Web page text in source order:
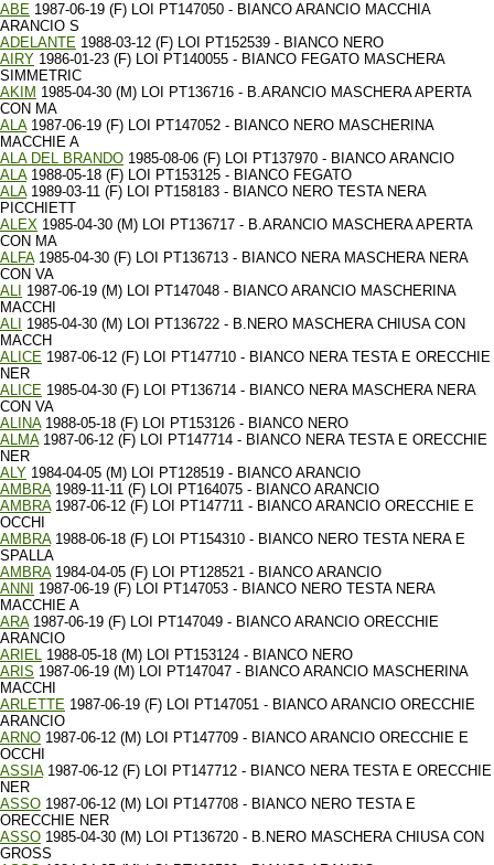
ABE 1987-06-19 (F) LOI PT147050 - BIANCO ARANCIO MACCHIA
ARANCIO S
ADELANTE 1988-03-12 (F) LOI PT152539 - BIANCO NERO
AIRY 1986-01-23 (F) LOI PT140055 - BIANCO FEGATO MASCHERA
SIMMETRIC
AKIM 1985-04-30 (M) LOI PT136716 - B.ARANCIO MASCHERA APERTA
CON MA
ALA1987-06-19 (F) LOI PT147052 - BIANCO NERO MASCHERINA
MACCHIE A
ALA DEL BRANDO 1985-08-06 (F) LOI PT137970 - BIANCO ARANCIO
ALA1988-05-18 (F) LOI PT153125 - BIANCO FEGATO
ALA1989-03-11 (F) LOI PT158183 - BIANCO NERO TESTA NERA
PICCHIETT
ALEX 1985-04-30 (M) LOI PT136717 - B.ARANCIO MASCHERA APERTA
CON MA
ALFA1985-04-30 (F) LOI PT136713 - BIANCO NERA MASCHERA NERA
CON VA
ALI 1987-06-19 (M) LOI PT147048 - BIANCO ARANCIO MASCHERINA
MACCHI
ALI 1985-04-30 (M) LOI PT136722 - B.NERO MASCHERA CHIUSA CON
MACCH
ALICE 1987-06-12 (F) LOI PT147710 - BIANCO NERA TESTA E ORECCHIE
NER
ALICE 1985-04-30 (F) LOI PT136714 - BIANCO NERA MASCHERA NERA
CON VA
ALINA1988-05-18 (F) LOI PT153126 - BIANCO NERO
ALMA1987-06-12 (F) LOI PT147714 - BIANCO NERA TESTA E ORECCHIE
NER
ALY 1984-04-05 (M) LOI PT128519 - BIANCO ARANCIO
AMBRA1989-11-11 (F) LOI PT164075 - BIANCO ARANCIO
AMBRA1987-06-12 (F) LOI PT147711 - BIANCO ARANCIO ORECCHIE E
OCCHI
AMBRA1988-06-18 (F) LOI PT154310 - BIANCO NERO TESTA NERA E
SPALLA
AMBRA1984-04-05 (F) LOI PT128521 - BIANCO ARANCIO
ANNI
1987-06-19 (F) LOI PT147053 - BIANCO NERO TESTA NERA
MACCHIE A
ARA1987-06-19 (F) LOI PT147049 - BIANCO ARANCIO ORECCHIE
ARANCIO
ARIEL 1988-05-18 (M) LOI PT153124 - BIANCO NERO
ARIS 1987-06-19 (M) LOI PT147047 - BIANCO ARANCIO MASCHERINA
MACCHI
ARLETTE 1987-06-19 (F) LOI PT147051 - BIANCO ARANCIO ORECCHIE
ARANCIO
ARNO 1987-06-12 (M) LOI PT147709 - BIANCO ARANCIO ORECCHIE E
OCCHI
ASSIA1987-06-12 (F) LOI PT147712 - BIANCO NERA TESTA E ORECCHIE
NER
ASSO 1987-06-12 (M) LOI PT147708 - BIANCO NERO TESTA E
ORECCHIE NER
ASSO 1985-04-30 (M) LOI PT136720 - B.NERO MASCHERA CHIUSA CON
GROSS